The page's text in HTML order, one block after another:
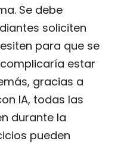
Se debe
soliciten
para que se
estar
gracias a
IA, todas las
durante la
pueden